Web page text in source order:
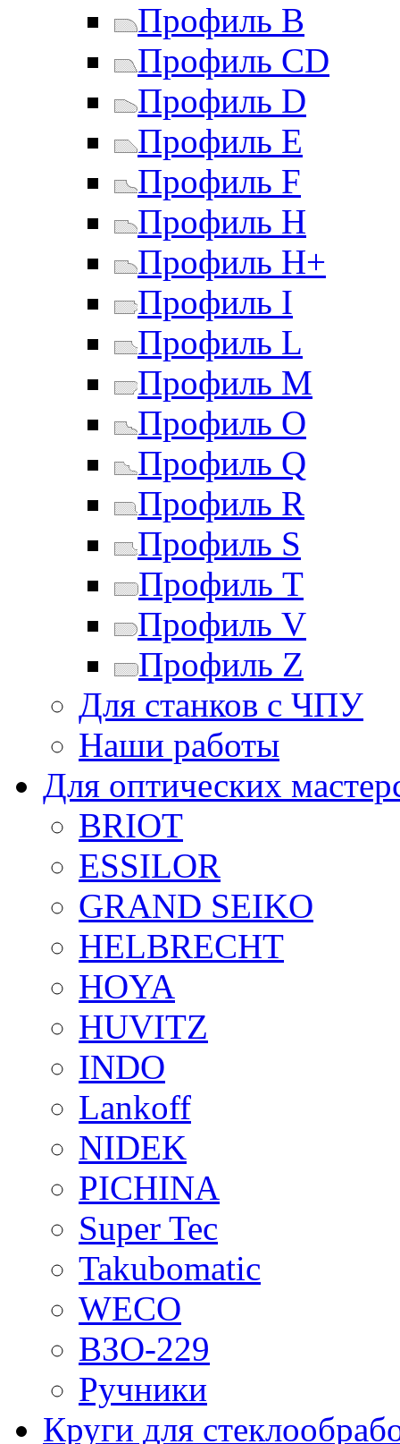
Профиль B
Профиль CD
Профиль D
Профиль E
Профиль F
Профиль H
Профиль H+
Профиль I
Профиль L
Профиль M
Профиль O
Профиль Q
Профиль R
Профиль S
Профиль T
Профиль V
Профиль Z
Для станков с ЧПУ
Наши работы
Для оптических
BRIOT
ESSILOR
GRAND SEIKO
HELBRECHT
HOYA
HUVITZ
INDO
Lankoff
NIDEK
PICHINA
Super Tec
Takubomatic
WECO
ВЗО-229
Ручники
Круги для